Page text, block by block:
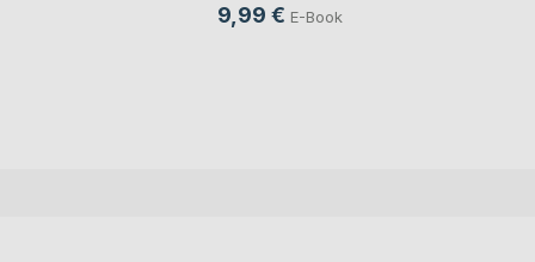
9,99 € E-Book